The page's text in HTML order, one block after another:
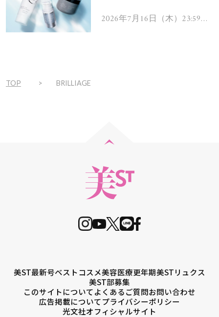
ムを13名様にプレゼン
2026年7月16日（木）23:59ま
TOP BRILLIAGE
美ST最新号ベストコスメ美容医療更年期美STリュクス
美ST部募集
このサイトについてよくあるご質問お問い合わせ
広告掲載についてプライバシーポリシー
光文社オフィシャルサイト